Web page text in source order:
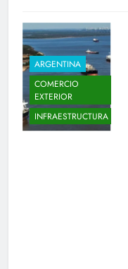
ARGENTINA
COMERCIO
EXTERIOR
INFRAESTRUCTURA